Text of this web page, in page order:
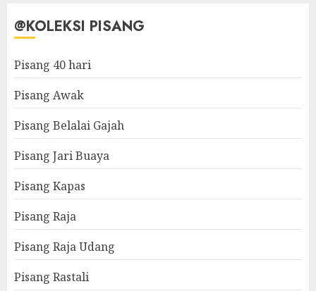
@KOLEKSI PISANG
Pisang 40 hari
Pisang Awak
Pisang Belalai Gajah
Pisang Jari Buaya
Pisang Kapas
Pisang Raja
Pisang Raja Udang
Pisang Rastali